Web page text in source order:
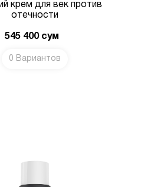
крем для век против
отечности
545 400сум
0 Вариантов